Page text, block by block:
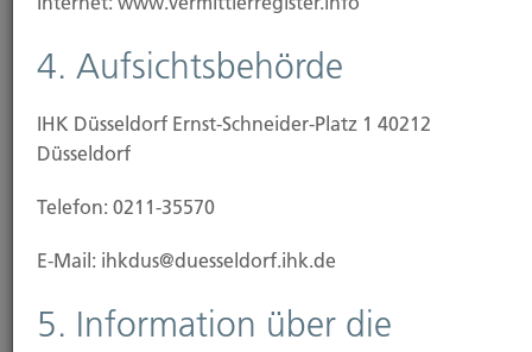
Amtsgericht Düsseldorf
Umsatzsteuer­nummer:
2. Status, Erlaubnis und
Registrierung
Abs. 1 GewO
4. Aufsichtsbehörde
IHK Düsseldorf Ernst-Schneider-Platz 1 40212
Düsseldorf
Telefon: 0211-35570
E-Mail: ihkdus@duesseldorf.ihk.de
5. Information über die